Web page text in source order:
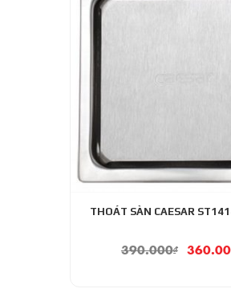
THOÁT SÀN CAESAR
390.000₫